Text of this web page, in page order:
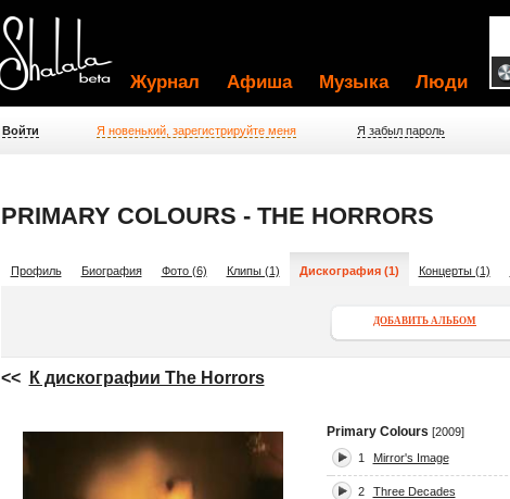
Журнал Афиша Музыка Люди
Войти Я новенький, зарегистрируйте меня Я забыл пароль
PRIMARY COLOURS - THE HORRORS
Профиль Биография Фото (6) Клипы (1) Дискография (1) Концерты (1)
ДОБАВИТЬ АЛЬБОМ
<< К дискографии The Horrors
Primary Colours [2009]
1
Mirror's Image
2 Three Decades